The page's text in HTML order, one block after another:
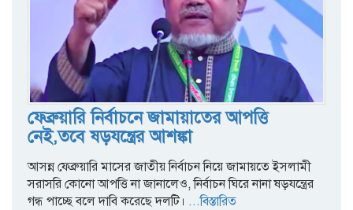
ফেব্রুয়ারি নির্বাচনে জামায়াতের আপত্তি
নেই,তবে ষড়যন্ত্রের আশঙ্কা
আসন্ন ফেব্রুয়ারি মাসের জাতীয় নির্বাচন নিয়ে জামায়তে ইসলামী
সরাসরি কোনো আপত্তি না জানালেও, নির্বাচন ঘিরে নানা ষড়যন্ত্রের
গন্ধ পাচ্ছে বলে দাবি করেছে দলটি। ...বিস্তারিত